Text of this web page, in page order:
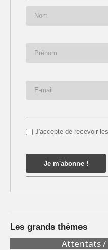
J'accepte de recevoir
Les grands thèmes
Attentats /